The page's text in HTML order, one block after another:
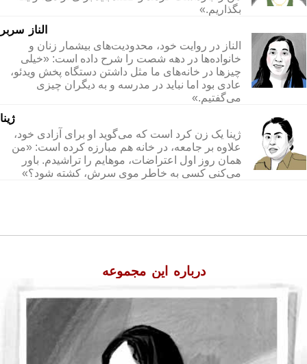
بگذاریم.»
الناز سربر
الناز در روایت خود، محدودیت‌های بیشمار زنان و
خانواده‌ها در دهه شصت را شرح داده است: «خیلی
چیزها در خانه‌های ما مثل داشتن دستگاه پخش ویدئو،
عادی بود اما نباید در مدرسه و به دیگران چیزی
می‌گفتیم.»
ژینا
ژینا یک زن کرد است که می‌گوید او برای آزادی خود،
علاوه بر جامعه، در خانه هم مبارزه کرده است: «من
همان روز اول اعتراضات، موهایم را تراشیدم. باور
می‌کنی کسی به خاطر موی سرش، کشته شود؟»
درباره این مجموعه